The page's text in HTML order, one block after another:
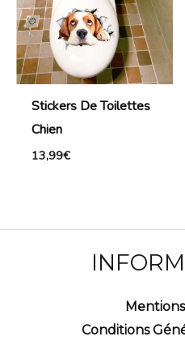
Stickers De Toilettes
Chien
13,99€
Conditions